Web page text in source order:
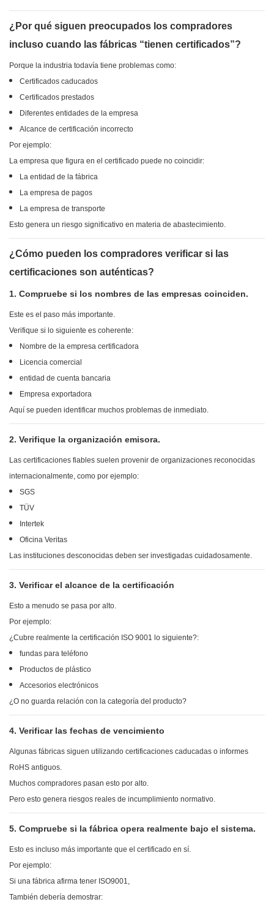
¿Por qué siguen preocupados los compradores
incluso cuando las fábricas “tienen certificados”?
Porque la industria todavía tiene problemas como:
Certificados caducados
Certificados prestados
Diferentes entidades de la empresa
Alcance de certificación incorrecto
Por ejemplo:
La empresa que figura en el certificado puede no coincidir:
La entidad de la fábrica
La empresa de pagos
La empresa de transporte
Esto genera un riesgo significativo en materia de abastecimiento.
¿Cómo pueden los compradores verificar si las
certificaciones son auténticas?
1. Compruebe si los nombres de las empresas coinciden.
Este es el paso más importante.
Verifique si lo siguiente es coherente:
Nombre de la empresa certificadora
Licencia comercial
entidad de cuenta bancaria
Empresa exportadora
Aquí se pueden identificar muchos problemas de inmediato.
2. Verifique la organización emisora.
Las certificaciones fiables suelen provenir de organizaciones reconocidas
internacionalmente, como por ejemplo:
SGS
TÜV
Intertek
Oficina Veritas
Las instituciones desconocidas deben ser investigadas cuidadosamente.
3. Verificar el alcance de la certificación
Esto a menudo se pasa por alto.
Por ejemplo:
¿Cubre realmente la certificación ISO 9001 lo siguiente?:
fundas para teléfono
Productos de plástico
Accesorios electrónicos
¿O no guarda relación con la categoría del producto?
4. Verificar las fechas de vencimiento
Algunas fábricas siguen utilizando certificaciones caducadas o informes
RoHS antiguos.
Muchos compradores pasan esto por alto.
Pero esto genera riesgos reales de incumplimiento normativo.
5. Compruebe si la fábrica opera realmente bajo el sistema.
Esto es incluso más importante que el certificado en sí.
Por ejemplo:
Si una fábrica afirma tener ISO9001,
También debería demostrar: